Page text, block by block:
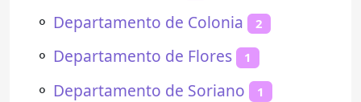
⚬ Departamento de Colonia 2
⚬ Departamento de Flores 1
⚬ Departamento de Soriano 1